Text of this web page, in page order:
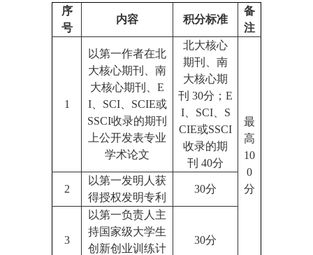
序
号
内容 积分标准
备
注
1
以第一作者在北
大核心期刊、南
大核心期刊、 E
I、 SCI、SCIE或
SSCI收录的期刊
上公开发表专业
学术论文
北大核心
期刊、南
大核心期
刊 30分； E
I、 SCI、S
CIE或SSCI
收录的期
刊 40分
最
高
10
0
分
2
以第一发明人获
得授权发明专利
30分
3
以第一负责人主
持国家级大学生
创新创业训练计
30分